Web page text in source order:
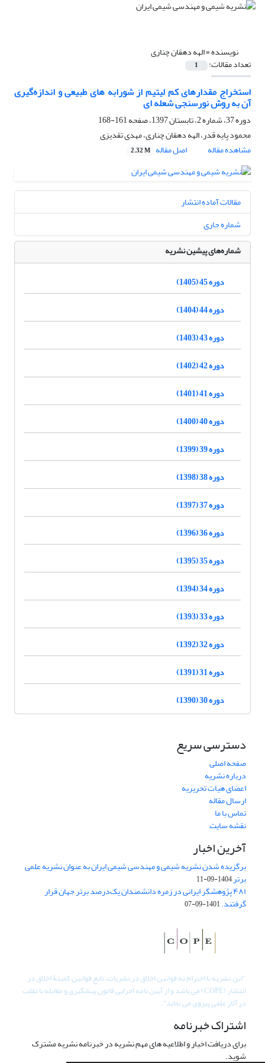
نویسنده =الهه دهقان چناری
تعداد مقالات: 1
استخراج مقدارهای کم لیتیم از شورابه های طبیعی و اندازه‌گیری
آن به روش نورسنجی شعله ای
دوره 37، شماره 2، تابستان 1397، صفحه
161-168
محمود پایه قدر، الهه دهقان چناری، مهدی تقدیزی
مشاهده مقاله
اصل مقاله 2.32 M
مقالات آماده انتشار
شماره جاری
شماره‌های پیشین نشریه
دوره 45 (1405)
دوره 44 (1404)
دوره 43 (1403)
دوره 42 (1402)
دوره 41 (1401)
دوره 40 (1400)
دوره 39 (1399)
دوره 38 (1398)
دوره 37 (1397)
دوره 36 (1396)
دوره 35 (1395)
دوره 34 (1394)
دوره 33 (1393)
دوره 32 (1392)
دوره 31 (1391)
دوره 30 (1390)
دسترسی سریع
صفحه اصلی
درباره نشریه
اعضای هیات تحریریه
ارسال مقاله
تماس با ما
نقشه سایت
آخرین اخبار
برگزیده شدن نشریه شیمی و مهندسی شیمی ایران به عنوان نشریه علمی
برتر1404-09-11
۴۸۱ پژوهشگر ایرانی در زمره دانشمندان یک‌درصد برتر جهان قرار
گرفتند.1401-09-07
"این نشریه با احترام به قوانین اخلاق در نشریات، تابع قوانین کمیتۀ اخلاق در
انتشار (COPE) می باشد و از آیین نامه اجرایی قانون پیشگیری و مقابله با تقلب
در آثار علمی پیروی می نماید".
اشتراک خبرنامه
برای دریافت اخبار و اطلاعیه های مهم نشریه در خبرنامه نشریه مشترک
شوید.